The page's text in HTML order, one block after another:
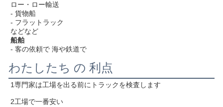
ロー・ロー輸送
- 貨物船
- フラットラック
などなど
船舶
- 客の依頼で 海や鉄道で
わたしたち の 利点
1専門家は工場を出る前にトラックを検査します
2工場で一番安い